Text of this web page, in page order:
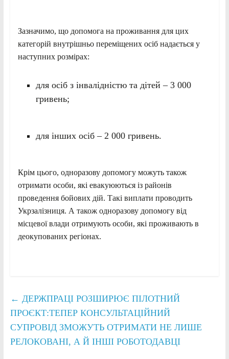
Зазначимо, що допомога на проживання для цих
категорій внутрішньо переміщених осіб надається у
наступних розмірах:
для осіб з інвалідністю та дітей – 3 000
гривень;
для інших осіб – 2 000 гривень.
Крім цього, одноразову допомогу можуть також
отримати особи, які евакуюються із районів
проведення бойових дій. Такі виплати проводить
Укрзалізниця. А також одноразову допомогу від
місцевої влади отримують особи, які проживають в
деокупованих регіонах.
← ДЕРЖПРАЦІ РОЗШИРЮЄ ПІЛОТНИЙ
ПРОЄКТ:ТЕПЕР КОНСУЛЬТАЦІЙНИЙ
СУПРОВІД ЗМОЖУТЬ ОТРИМАТИ НЕ ЛИШЕ
РЕЛОКОВАНІ, А Й ІНШІ РОБОТОДАВЦІ